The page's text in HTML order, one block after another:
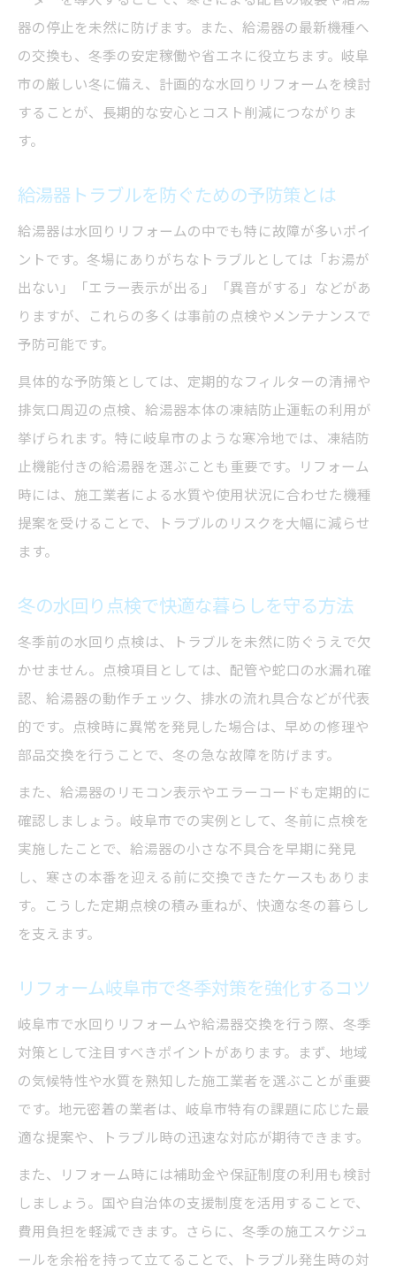
器の停止を未然に防げます。また、給湯器の最新機種へ
の交換も、冬季の安定稼働や省エネに役立ちます。岐阜
市の厳しい冬に備え、計画的な水回りリフォームを検討
することが、長期的な安心とコスト削減につながりま
す。
給湯器トラブルを防ぐための予防策とは
給湯器は水回りリフォームの中でも特に故障が多いポイ
ントです。冬場にありがちなトラブルとしては「お湯が
出ない」「エラー表示が出る」「異音がする」などがあ
りますが、これらの多くは事前の点検やメンテナンスで
予防可能です。
具体的な予防策としては、定期的なフィルターの清掃や
排気口周辺の点検、給湯器本体の凍結防止運転の利用が
挙げられます。特に岐阜市のような寒冷地では、凍結防
止機能付きの給湯器を選ぶことも重要です。リフォーム
時には、施工業者による水質や使用状況に合わせた機種
提案を受けることで、トラブルのリスクを大幅に減らせ
ます。
冬の水回り点検で快適な暮らしを守る方法
冬季前の水回り点検は、トラブルを未然に防ぐうえで欠
かせません。点検項目としては、配管や蛇口の水漏れ確
認、給湯器の動作チェック、排水の流れ具合などが代表
的です。点検時に異常を発見した場合は、早めの修理や
部品交換を行うことで、冬の急な故障を防げます。
また、給湯器のリモコン表示やエラーコードも定期的に
確認しましょう。岐阜市での実例として、冬前に点検を
実施したことで、給湯器の小さな不具合を早期に発見
し、寒さの本番を迎える前に交換できたケースもありま
す。こうした定期点検の積み重ねが、快適な冬の暮らし
を支えます。
リフォーム岐阜市で冬季対策を強化するコツ
岐阜市で水回りリフォームや給湯器交換を行う際、冬季
対策として注目すべきポイントがあります。まず、地域
の気候特性や水質を熟知した施工業者を選ぶことが重要
です。地元密着の業者は、岐阜市特有の課題に応じた最
適な提案や、トラブル時の迅速な対応が期待できます。
また、リフォーム時には補助金や保証制度の利用も検討
しましょう。国や自治体の支援制度を活用することで、
費用負担を軽減できます。さらに、冬季の施工スケジュ
ールを余裕を持って立てることで、トラブル発生時の対